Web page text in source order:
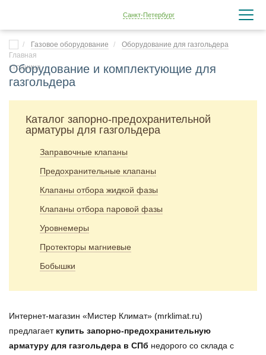
Санкт-Петербург
Газовое оборудование Оборудование для газгольдера
Оборудование и комплектующие для
газгольдера
Каталог запорно-предохранительной
арматуры для газгольдера
Заправочные клапаны
Предохранительные клапаны
Клапаны отбора жидкой фазы
Клапаны отбора паровой фазы
Уровнемеры
Протекторы магниевые
Бобышки
Интернет-магазин «Мистер Климат» (mrklimat.ru)
предлагает купить запорно-предохранительную
арматуру для газгольдера в СПб недорого со склада с